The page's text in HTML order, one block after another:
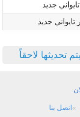
جديد
تايواني جديد
تحديثها لاحقاً
اتصل بنا